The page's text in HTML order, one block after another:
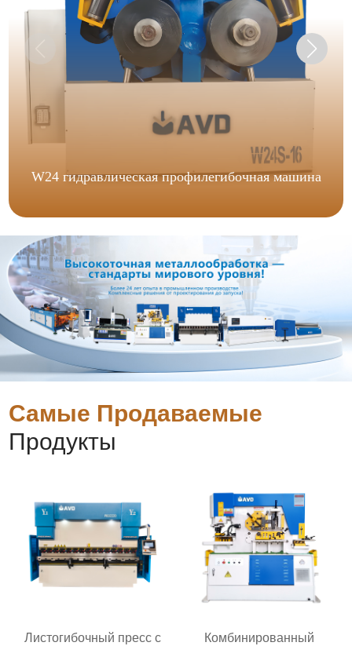
W24 гидравлическая профилегибочная машина
Самые Продаваемые
Продукты
Листогибочный пресс с Комбинированный